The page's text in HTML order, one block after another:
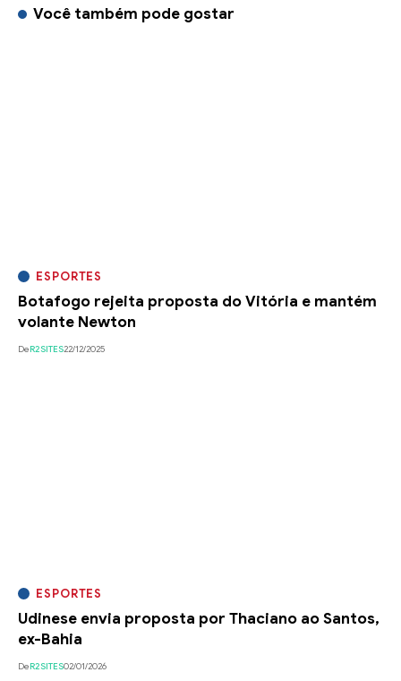
Você também pode gostar
ESPORTES
Botafogo rejeita proposta do Vitória e mantém
volante Newton
DeR2SITES22/12/2025
ESPORTES
Udinese envia proposta por Thaciano ao Santos,
ex-Bahia
DeR2SITES02/01/2026